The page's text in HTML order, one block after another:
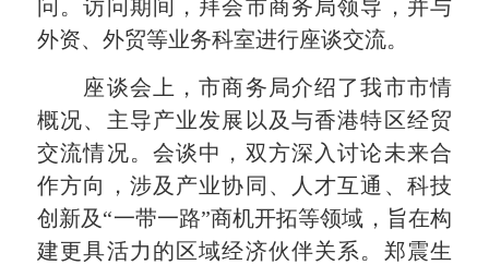
问。访问期间，拜会市商务局领导，并与
外资、外贸等业务科室进行座谈交流。
座谈会上，市商务局介绍了我市市情
概况、主导产业发展以及与香港特区经贸
交流情况。会谈中，双方深入讨论未来合
作方向，涉及产业协同、人才互通、科技
创新及“一带一路”商机开拓等领域，旨在构
建更具活力的区域经济伙伴关系。郑震生